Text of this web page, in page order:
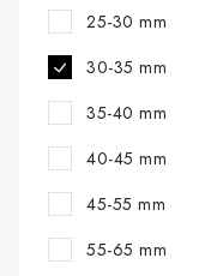
25-30 mm
30-35 mm
35-40 mm
40-45 mm
45-55 mm
55-65 mm